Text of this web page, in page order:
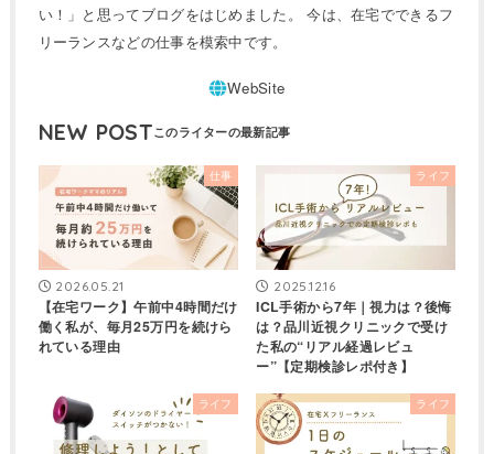
い！」と思ってブログをはじめました。 今は、在宅でできるフ
リーランスなどの仕事を模索中です。
NEW POST
仕事
2026.05.21
【在宅ワーク】午前中4時間だけ
働く私が、毎月25万円を続けら
れている理由
ライフ
2025.12.16
ICL手術から7年｜視力は？後悔
は？品川近視クリニックで受け
た私の“リアル経過レビュ
ー”【定期検診レポ付き】
ライフ ライフ